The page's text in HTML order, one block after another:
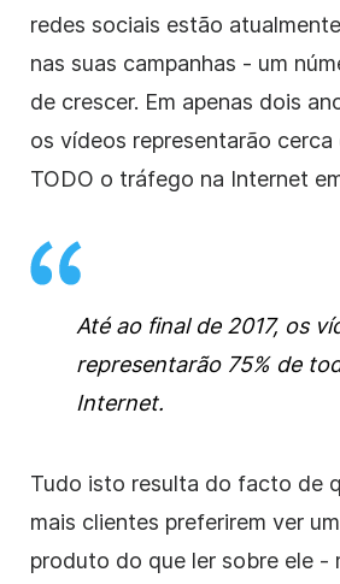
redes sociais estão
nas suas campanhas - um
de crescer. Em apenas dois
os vídeos representarão cerca
TODO o tráfego na Internet
Até ao final de 2017, os
representarão 75% de
Internet.
Tudo isto resulta do facto de
mais clientes preferirem ver
produto do que ler sobre ele -